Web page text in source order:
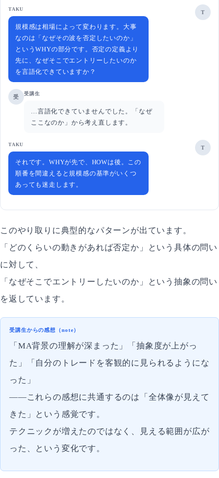
T
TAKU
規模感は相場によって変わります。大事
なのは「なぜその波を否定したいのか」
というWHYの部分です。否定の定義より
先に、なぜそこでエントリーしたいのか
を言語化できていますか？
受
受講生
…言語化できていませんでした。「なぜ
ここなのか」から考え直します。
T
TAKU
それです。WHYが先で、HOWは後。この
順番を間違えると規模感の基準がいくつ
あっても迷走します。
このやり取りに典型的なパターンが出ています。
「どのくらいの動きがあれば否定か」という具体の問い
に対して、
「なぜそこでエントリーしたいのか」という抽象の問い
を返しています。
受講生からの感想（note）
「MA背景の理解が深まった」「抽象度が上がっ
た」「自分のトレードを客観的に見られるようにな
った」
——これらの感想に共通するのは「全体像が見えて
きた」という感覚です。
テクニックが増えたのではなく、見える範囲が広が
った、という変化です。